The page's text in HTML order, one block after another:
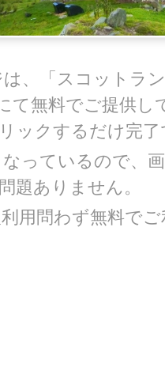
、「スコットラ
て無料でご提供し
ックするだけ完
っているので、
題ありません。
用問わず無料で